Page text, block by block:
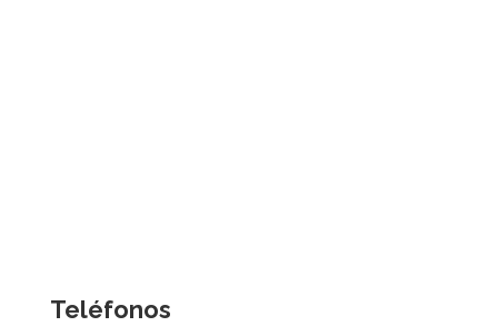
Teléfonos